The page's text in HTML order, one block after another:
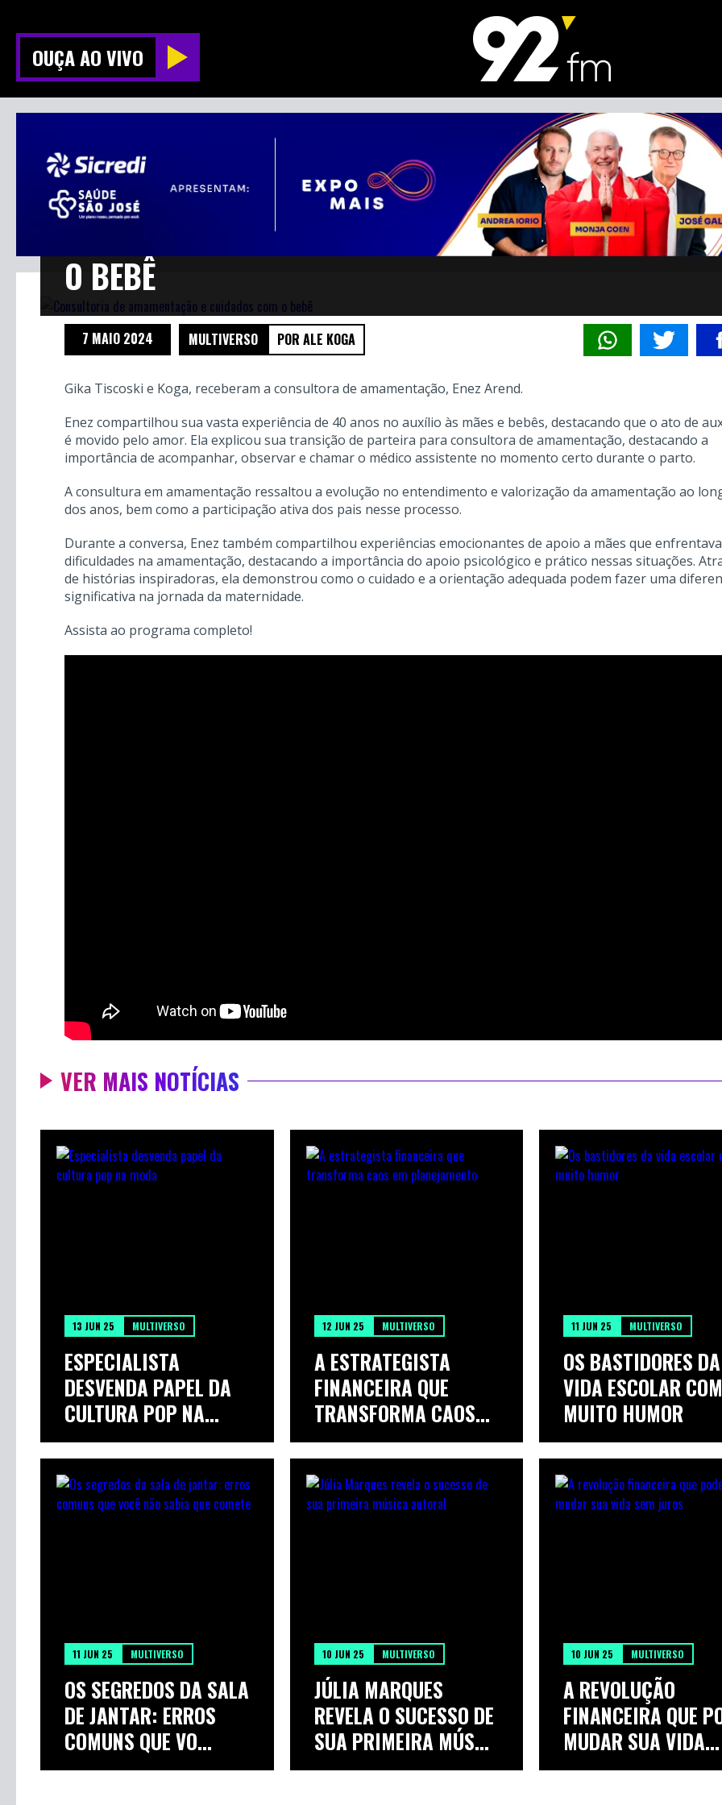
OUÇA AO VIVO
CONSULTORIA DE AMAMENTAÇÃO E CUIDADOS
O BEBÊ
7 MAIO 2024 MULTIVERSO POR ALE KOGA
Gika Tiscoski e Koga, receberam a consultora de amamentação, Enez Arend.
Enez compartilhou sua vasta experiência de 40 anos no auxílio às mães e bebês, destacando que o ato de
é movido pelo amor. Ela explicou sua transição de parteira para consultora de amamentação, destacando a
importância de acompanhar, observar e chamar o médico assistente no momento certo durante o parto.
A consultura em amamentação ressaltou a evolução no entendimento e valorização da amamentação ao
dos anos, bem como a participação ativa dos pais nesse processo.
Durante a conversa, Enez também compartilhou experiências emocionantes de apoio a mães que
dificuldades na amamentação, destacando a importância do apoio psicológico e prático nessas situações.
de histórias inspiradoras, ela demonstrou como o cuidado e a orientação adequada podem fazer uma
significativa na jornada da maternidade.
Assista ao programa completo!
VER MAIS NOTÍCIAS
13 JUN 25 MULTIVERSO
ESPECIALISTA
DESVENDA PAPEL DA
CULTURA POP NA
MODA
12 JUN 25 MULTIVERSO
A ESTRATEGISTA
FINANCEIRA QUE
TRANSFORMA CAOS
EM P...
11 JUN 25 MULTIVERSO
OS BASTIDORES DA
VIDA ESCOLAR
MUITO HUMOR
11 JUN 25 MULTIVERSO
OS SEGREDOS DA SALA
DE JANTAR: ERROS
COMUNS QUE VO...
10 JUN 25 MULTIVERSO
JÚLIA MARQUES
REVELA O SUCESSO DE
SUA PRIMEIRA MÚS...
10 JUN 25 MULTIVERSO
A REVOLUÇÃO
FINANCEIRA QUE
MUDAR SUA VIDA
SEM...